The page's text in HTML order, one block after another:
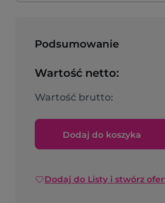
Podsumowanie
Wartość netto:
Wartość brutto:
Dodaj do koszyka
Dodaj do Listy i stwórz